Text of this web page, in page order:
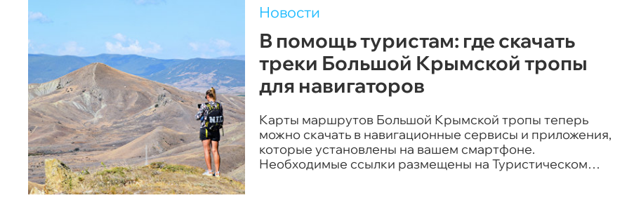
Новости
В помощь туристам: где скачать
треки Большой Крымской тропы
для навигаторов
Карты маршрутов Большой Крымской тропы теперь
можно скачать в навигационные сервисы и приложения,
которые установлены на вашем смартфоне.
Необходимые ссылки размещены на Туристическом